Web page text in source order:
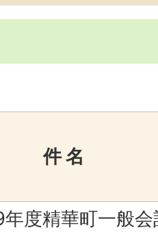
件 名
度精華町一般会